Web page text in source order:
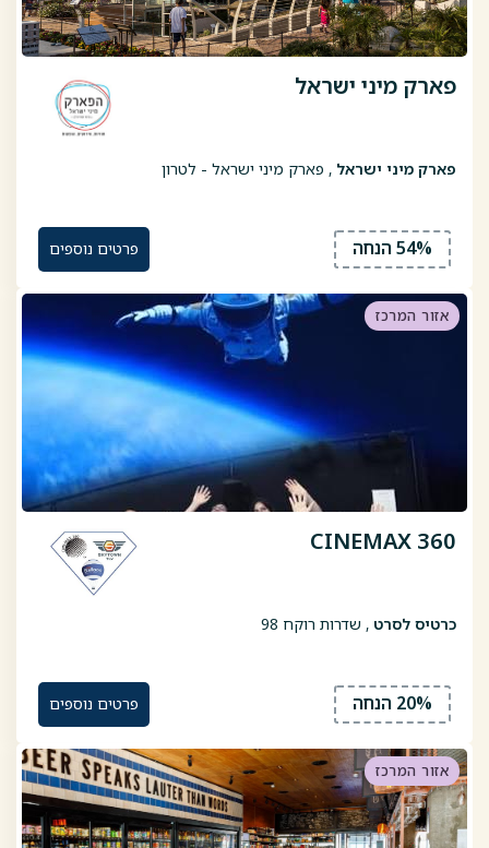
פארק מיני ישראל
פארק מיני ישראל , פארק מיני ישראל - לטרון
54% הנחה פרטים נוספים
אזור המרכז
CINEMAX 360
כרטיס לסרט , שדרות רוקח 98
20% הנחה פרטים נוספים
אזור המרכז